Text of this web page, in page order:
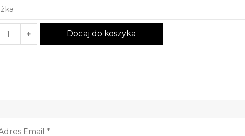
Dodaj do koszyka